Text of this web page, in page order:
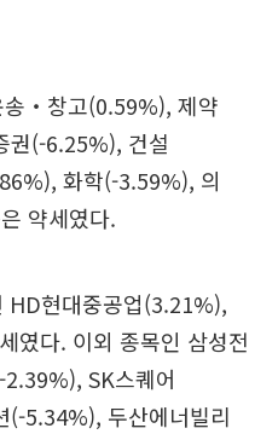
송‧창고(0.59%), 제약
권(-6.25%), 건설
화학(-3.59%), 의
약세였다.
HD현대중공업(3.21%),
였다. 이외 종목인 삼성전
SK스퀘어
(-5.34%), 두산에너빌리